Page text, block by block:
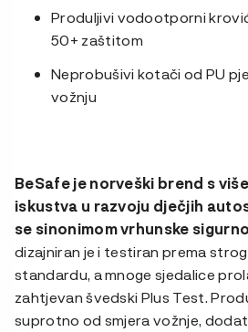
Produljivi vodootporni
50+ zaštitom
Neprobušivi kotači od PU
vožnju
BeSafe je norveški brend s
iskustva u razvoju dječjih
se sinonimom vrhunske
dizajniran je i testiran prema
standardu, a mnoge sjedalice
zahtjevan švedski Plus Test.
suprotno od smjera vožnje,